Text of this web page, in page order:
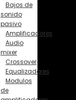
Bajos de
sonido
pasivo
Amplificadores
Audio
mixer
Crossover
Equalizadores
Modulos
de